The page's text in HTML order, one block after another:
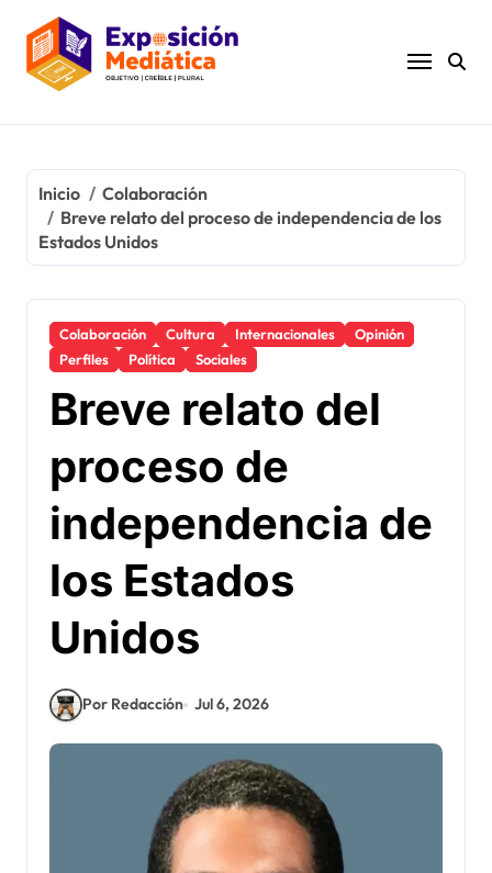
contenido
Inicio
Colaboración
Breve relato del proceso de independencia de los
Estados Unidos
Colaboración Cultura Internacionales
Opinión
Perfiles
Política Sociales
Breve relato del
proceso de
independencia de
los Estados
Unidos
Por Redacción Jul 6, 2026